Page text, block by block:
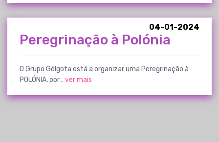
04-01-2024
Peregrinação à Polónia
O Grupo Gólgota está a organizar uma Peregrinação à
POLÓNIA, por… ver mais